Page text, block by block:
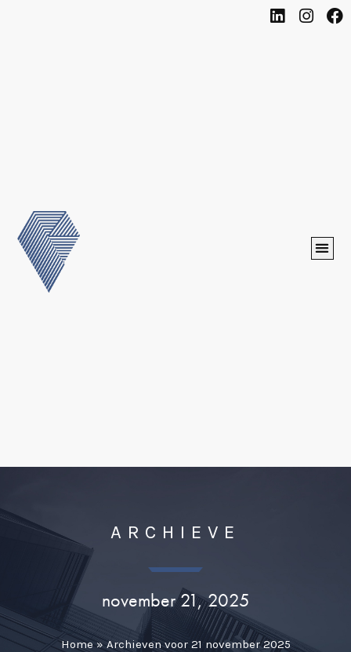
ARCHIEVE
november 21, 2025
Home»Archieven voor 21 november 2025